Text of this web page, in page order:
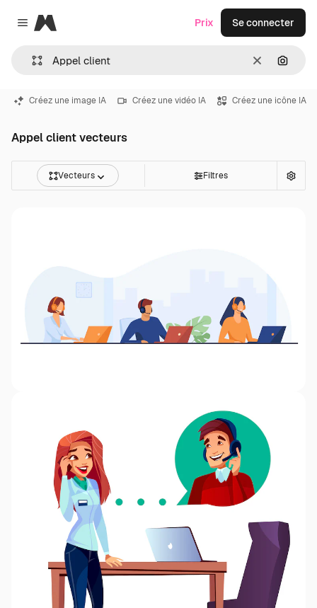
Close menu
Magnific
Effacer
Prix Se connecter
Créez une image IA Créez une vidéo IA Créez une icône IA
Appel client vecteurs
Vecteurs Filtres